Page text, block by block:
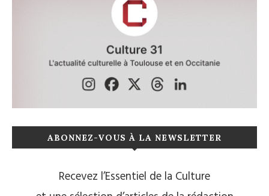
ABONNEZ-VOUS À LA NEWSLETTER
Recevez l’Essentiel de la Culture